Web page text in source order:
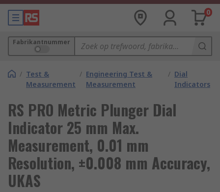
0
Fabrikantnummer
/ Test &
Measurement
/ Engineering Test &
Measurement
/ Dial
Indicators
RS PRO Metric Plunger Dial
Indicator 25 mm Max.
Measurement, 0.01 mm
Resolution, ±0.008 mm Accuracy,
UKAS